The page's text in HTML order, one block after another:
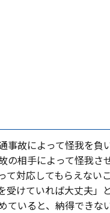
事故によって怪我を
の相⼿によって怪我
て対応してもらえな
受けていれば⼤丈夫
ていると、納得でき